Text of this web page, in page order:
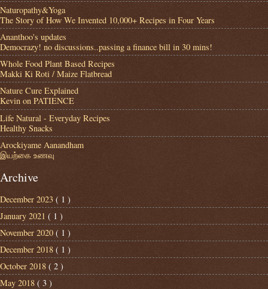
Naturopathy&Yoga
The Story of How We Invented 10,000+ Recipes in Four Years
Ananthoo's updates
Democrazy! no discussions..passing a finance bill in 30 mins!
Whole Food Plant Based Recipes
Makki Ki Roti / Maize Flatbread
Nature Cure Explained
Kevin on PATIENCE
Life Natural - Everyday Recipes
Healthy Snacks
Arockiyame Aanandham
இயற்கை உணவு
Archive
December 2023 ( 1 )
January 2021 ( 1 )
November 2020 ( 1 )
December 2018 ( 1 )
October 2018 ( 2 )
May 2018 ( 3 )